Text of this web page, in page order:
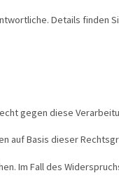
Details finden
gegen diese
auf Basis dieser
Im Fall des